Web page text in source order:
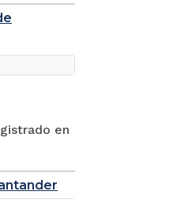
en